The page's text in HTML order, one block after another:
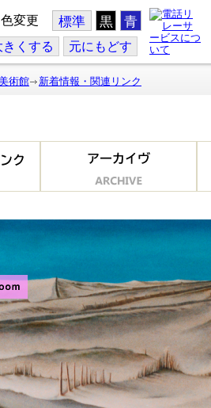
色変更 標準 黒 青
きくする 元にもどす
術館 新着情報・関連リンク